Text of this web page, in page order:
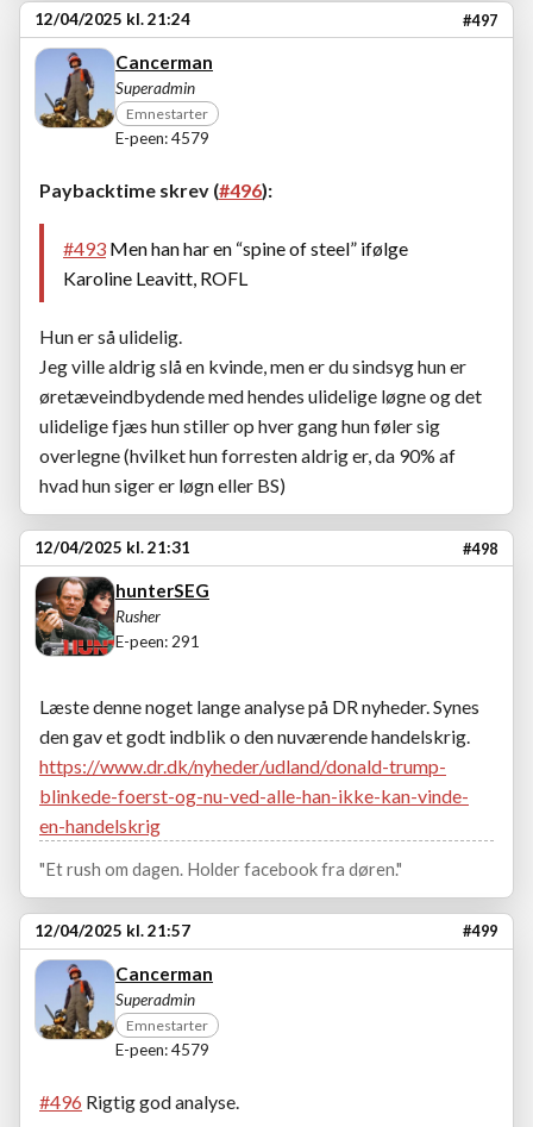
12/04/2025 kl. 21:24 #497
Cancerman
Superadmin
Emnestarter
E-peen: 4579
Paybacktime skrev (#496):
#493 Men han har en “spine of steel” ifølge
Karoline Leavitt, ROFL
Hun er så ulidelig.
Jeg ville aldrig slå en kvinde, men er du sindsyg hun er
øretæveindbydende med hendes ulidelige løgne og det
ulidelige fjæs hun stiller op hver gang hun føler sig
overlegne (hvilket hun forresten aldrig er, da 90% af
hvad hun siger er løgn eller BS)
12/04/2025 kl. 21:31 #498
hunterSEG
Rusher
E-peen: 291
Læste denne noget lange analyse på DR nyheder. Synes
den gav et godt indblik o den nuværende handelskrig.
https://www.dr.dk/nyheder/udland/donald-trump-
blinkede-foerst-og-nu-ved-alle-han-ikke-kan-vinde-
en-handelskrig
"Et rush om dagen. Holder facebook fra døren."
12/04/2025 kl. 21:57 #499
Cancerman
Superadmin
Emnestarter
E-peen: 4579
#496 Rigtig god analyse.